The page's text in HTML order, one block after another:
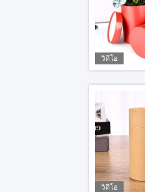
วิดีโอ
วิดีโอ